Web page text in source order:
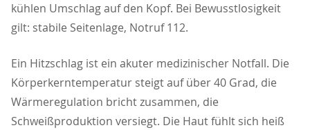
kühlen Umschlag auf den Kopf. Bei Bewusstlosigkeit
gilt: stabile Seitenlage, Notruf 112.
Ein Hitzschlag ist ein akuter medizinischer Notfall. Die
Körperkerntemperatur steigt auf über 40 Grad, die
Wärmeregulation bricht zusammen, die
Schweißproduktion versiegt. Die Haut fühlt sich heiß